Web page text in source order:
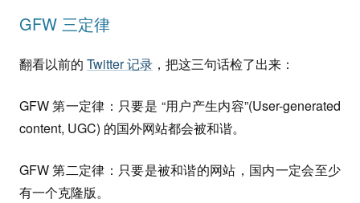
GFW 三定律
翻看以前的 Twitter 记录 ，把这三句话检了出来：
GFW 第一定律：只要是 “用户产生内容”(User-generated
content, UGC) 的国外网站都会被和谐。
GFW 第二定律：只要是被和谐的网站，国内一定会至少
有一个克隆版。